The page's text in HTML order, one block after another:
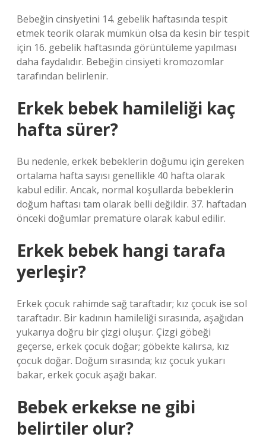
Bebeğin cinsiyetini 14. gebelik haftasında tespit
etmek teorik olarak mümkün olsa da kesin bir tespit
için 16. gebelik haftasında görüntüleme yapılması
daha faydalıdır. Bebeğin cinsiyeti kromozomlar
tarafından belirlenir.
Erkek bebek hamileliği kaç
hafta sürer?
Bu nedenle, erkek bebeklerin doğumu için gereken
ortalama hafta sayısı genellikle 40 hafta olarak
kabul edilir. Ancak, normal koşullarda bebeklerin
doğum haftası tam olarak belli değildir. 37. haftadan
önceki doğumlar prematüre olarak kabul edilir.
Erkek bebek hangi tarafa
yerleşir?
Erkek çocuk rahimde sağ taraftadır; kız çocuk ise sol
taraftadır. Bir kadının hamileliği sırasında, aşağıdan
yukarıya doğru bir çizgi oluşur. Çizgi göbeği
geçerse, erkek çocuk doğar; göbekte kalırsa, kız
çocuk doğar. Doğum sırasında; kız çocuk yukarı
bakar, erkek çocuk aşağı bakar.
Bebek erkekse ne gibi
belirtiler olur?